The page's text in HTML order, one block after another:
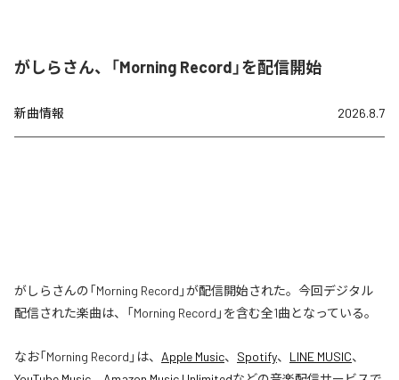
がしらさん、「Morning Record」を配信開始
新曲情報 2026.8.7
がしらさんの「Morning Record」が配信開始された。今回デジタル
配信された楽曲は、「Morning Record」を含む全1曲となっている。
なお「Morning Record 」は、 Apple Music、 Spotify、 LINE MUSIC、